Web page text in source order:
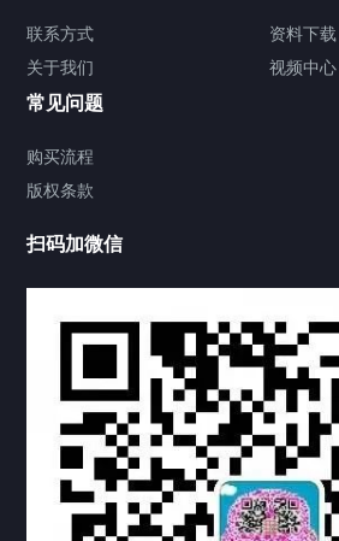
签署类文件海牙认证程序费用
视频中心
热门标签 TAG
机构链接
联系方式 关于我们
下载与支持
资料下载 视频中心
联系方式
关于我们
资料下载
视频中心
常见问题
购买流程
版权条款
扫码加微信